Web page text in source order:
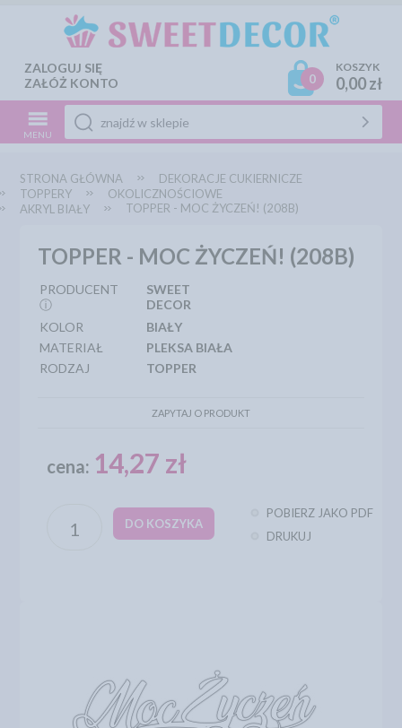
ZALOGUJ SIĘ
ZAŁÓŻ KONTO
0
KOSZYK
0,00 zł
MENU
STRONA GŁÓWNA
DEKORACJE CUKIERNICZE
TOPPERY
OKOLICZNOŚCIOWE
AKRYL BIAŁY
TOPPER - MOC ŻYCZEŃ! (208B)
TOPPER - MOC ŻYCZEŃ! (208B)
PRODUCENT
ⓘ
SWEET
DECOR
KOLOR
BIAŁY
MATERIAŁ
PLEKSA BIAŁA
RODZAJ
TOPPER
ZAPYTAJ O PRODUKT
cena: 14,27 zł
DO KOSZYKA
POBIERZ JAKO PDF
DRUKUJ